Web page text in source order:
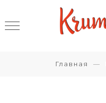
Главная